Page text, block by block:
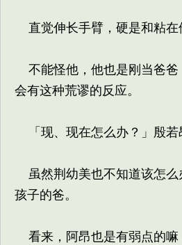
直觉伸长手臂，硬是和粘在
不能怪他，他也是刚当爸爸
会有这种荒谬的反应。
「现、现在怎么办？」殷若
虽然荆幼美也不知道该怎么
孩子的爸。
看来，阿昂也是有弱点的嘛